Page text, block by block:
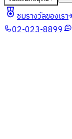
ชมรางวัลของเรา
02-023-8899